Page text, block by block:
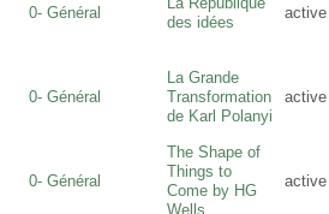
0- Général
des idées
active
0- Général
La Grande
Transformation
de Karl Polanyi
active
0- Général
The Shape of
Things to
Come by HG
Wells
active